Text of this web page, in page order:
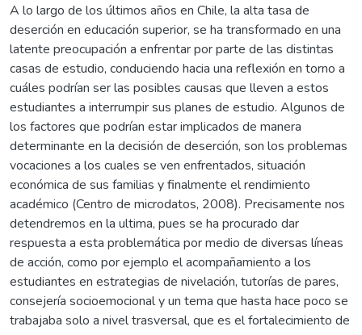
A lo largo de los últimos años en Chile, la alta tasa de
deserción en educación superior, se ha transformado en una
latente preocupación a enfrentar por parte de las distintas
casas de estudio, conduciendo hacia una reflexión en torno a
cuáles podrían ser las posibles causas que lleven a estos
estudiantes a interrumpir sus planes de estudio. Algunos de
los factores que podrían estar implicados de manera
determinante en la decisión de deserción, son los problemas
vocaciones a los cuales se ven enfrentados, situación
económica de sus familias y finalmente el rendimiento
académico (Centro de microdatos, 2008). Precisamente nos
detendremos en la ultima, pues se ha procurado dar
respuesta a esta problemática por medio de diversas líneas
de acción, como por ejemplo el acompañamiento a los
estudiantes en estrategias de nivelación, tutorías de pares,
consejería socioemocional y un tema que hasta hace poco se
trabajaba solo a nivel trasversal, que es el fortalecimiento de